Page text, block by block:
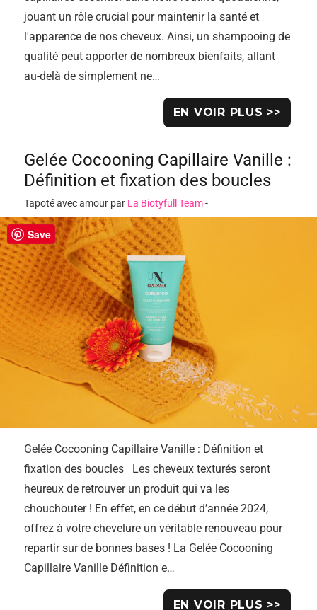
jouant un rôle crucial pour maintenir la santé et
l'apparence de nos cheveux. Ainsi, un shampooing de
qualité peut apporter de nombreux bienfaits, allant
au-delà de simplement ne…
EN VOIR PLUS >>
Gelée Cocooning Capillaire Vanille :
Définition et fixation des boucles
Tapoté avec amour par La Biotyfull Team-
Gelée Cocooning Capillaire Vanille : Définition et
fixation des boucles Les cheveux texturés seront
heureux de retrouver un produit qui va les
chouchouter ! En effet, en ce début d’année 2024,
offrez à votre chevelure un véritable renouveau pour
repartir sur de bonnes bases ! La Gelée Cocooning
Capillaire Vanille Définition e…
EN VOIR PLUS >>
Save